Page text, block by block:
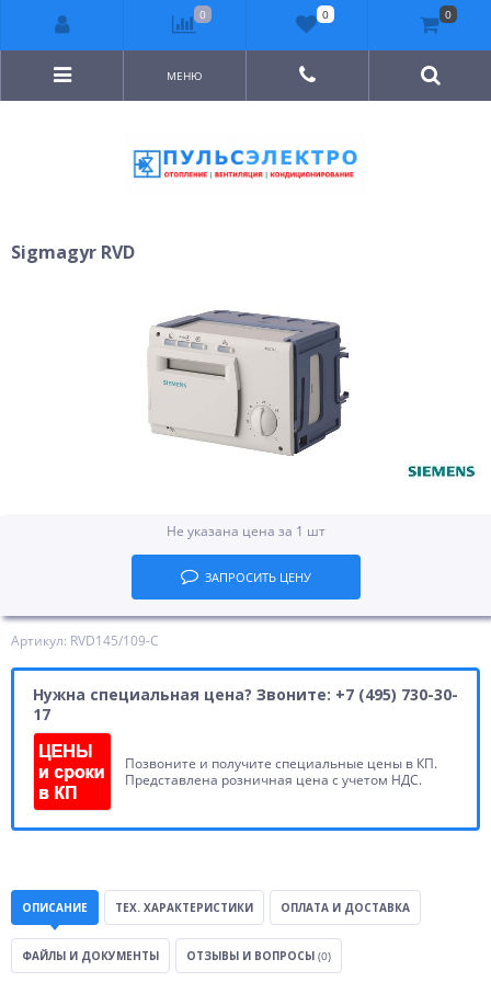
МЕНЮ
Sigmagyr RVD
Артикул: RVD145/109-C
Нужна специальная цена? Звоните: +7 (495) 730-30-
17
Позвоните и получите специальные цены в КП.
Представлена розничная цена с учетом НДС.
Не указана цена за 1 шт
ЗАПРОСИТЬ ЦЕНУ
ОПИСАНИЕ ТЕХ. ХАРАКТЕРИСТИКИ ОПЛАТА И ДОСТАВКА
ФАЙЛЫ И ДОКУМЕНТЫ ОТЗЫВЫ И ВОПРОСЫ (0)
0 0 0